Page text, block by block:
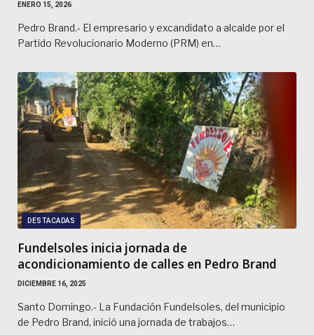
ENERO 15, 2026
Pedro Brand.- El empresario y excandidato a alcalde por el
Partido Revolucionario Moderno (PRM) en…
DESTACADAS
Fundelsoles inicia jornada de
acondicionamiento de calles en Pedro Brand
DICIEMBRE 16, 2025
Santo Domingo.- La Fundación Fundelsoles, del municipio
de Pedro Brand, inició una jornada de trabajos…